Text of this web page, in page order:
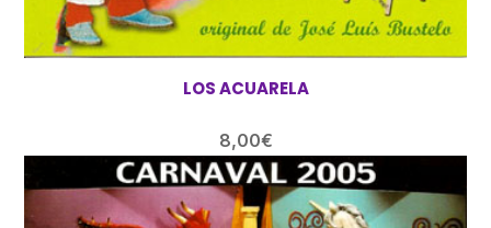
LOS ACUARELA
8,00€